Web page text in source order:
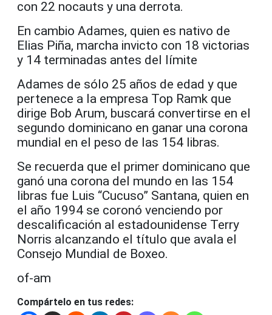
con 22 nocauts y una derrota.
En cambio Adames, quien es nativo de
Elias Piña, marcha invicto con 18 victorias
y 14 terminadas antes del límite
Adames de sólo 25 años de edad y que
pertenece a la empresa Top Ramk que
dirige Bob Arum, buscará convertirse en el
segundo dominicano en ganar una corona
mundial en el peso de las 154 libras.
Se recuerda que el primer dominicano que
ganó una corona del mundo en las 154
libras fue Luis “Cucuso” Santana, quien en
el año 1994 se coronó venciendo por
descalificación al estadounidense Terry
Norris alcanzando el título que avala el
Consejo Mundial de Boxeo.
of-am
Compártelo en tus redes: